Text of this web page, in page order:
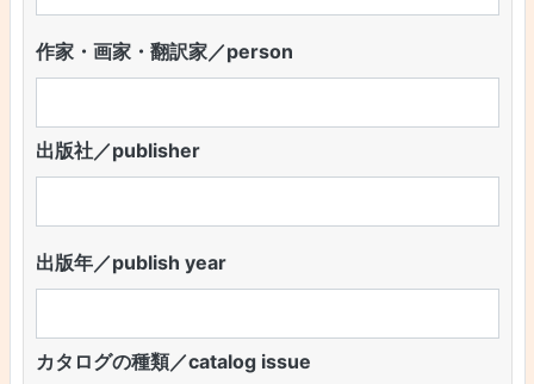
作家・画家・翻訳家／person
出版社／publisher
出版年／publish year
カタログの種類／catalog issue